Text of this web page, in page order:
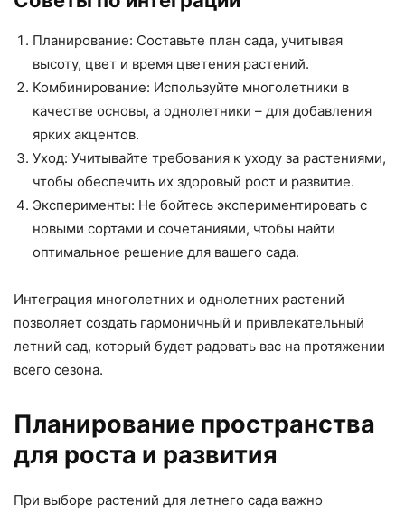
Планирование: Составьте план сада, учитывая
высоту, цвет и время цветения растений.
Комбинирование: Используйте многолетники в
качестве основы, а однолетники – для добавления
ярких акцентов.
Уход: Учитывайте требования к уходу за растениями,
чтобы обеспечить их здоровый рост и развитие.
Эксперименты: Не бойтесь экспериментировать с
новыми сортами и сочетаниями, чтобы найти
оптимальное решение для вашего сада.
Интеграция многолетних и однолетних растений
позволяет создать гармоничный и привлекательный
летний сад, который будет радовать вас на протяжении
всего сезона.
Планирование пространства
для роста и развития
При выборе растений для летнего сада важно